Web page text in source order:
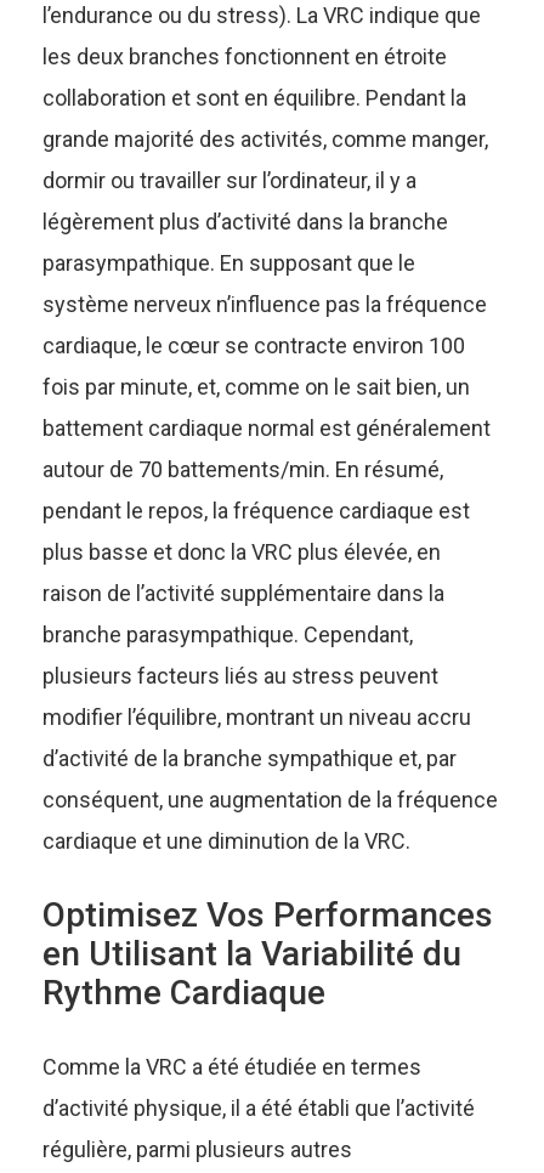
l’endurance ou du stress). La VRC indique que
les deux branches fonctionnent en étroite
collaboration et sont en équilibre. Pendant la
grande majorité des activités, comme manger,
dormir ou travailler sur l’ordinateur, il y a
légèrement plus d’activité dans la branche
parasympathique. En supposant que le
système nerveux n’influence pas la fréquence
cardiaque, le cœur se contracte environ 100
fois par minute, et, comme on le sait bien, un
battement cardiaque normal est généralement
autour de 70 battements/min. En résumé,
pendant le repos, la fréquence cardiaque est
plus basse et donc la VRC plus élevée, en
raison de l’activité supplémentaire dans la
branche parasympathique. Cependant,
plusieurs facteurs liés au stress peuvent
modifier l’équilibre, montrant un niveau accru
d’activité de la branche sympathique et, par
conséquent, une augmentation de la fréquence
cardiaque et une diminution de la VRC.
Optimisez Vos Performances
en Utilisant la Variabilité du
Rythme Cardiaque
Comme la VRC a été étudiée en termes
d’activité physique, il a été établi que l’activité
régulière, parmi plusieurs autres